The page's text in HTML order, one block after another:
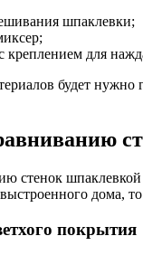
шпаклевки;
креплением для
будет нужно
стенок шпаклевкой
дома,
покрытия